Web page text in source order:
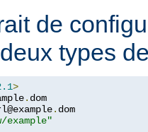
de
types
>
. dom
. dom
example"